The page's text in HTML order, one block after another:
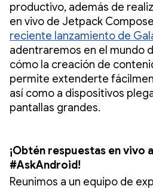
productivo, además de
en vivo de Jetpack
reciente lanzamiento de
adentraremos en el mundo
cómo la creación de
permite extenderte
así como a dispositivos
pantallas grandes.
¡Obtén respuestas en vivo
#AskAndroid!
Reunimos a un equipo de